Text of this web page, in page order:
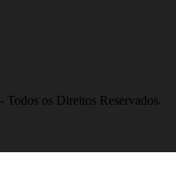
- Todos os Direitos Reservados.